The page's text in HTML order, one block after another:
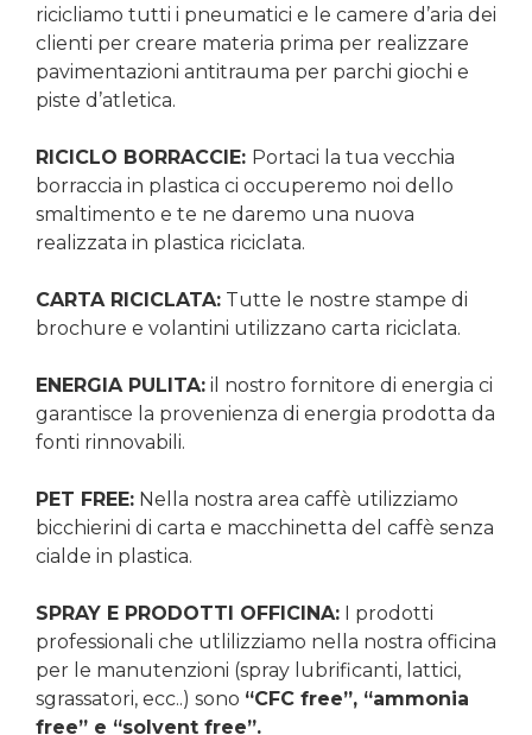
ricicliamo tutti i pneumatici e le camere d’aria dei
clienti per creare materia prima per realizzare
pavimentazioni antitrauma per parchi giochi e
piste d’atletica.
RICICLO BORRACCIE: Portaci la tua vecchia
borraccia in plastica ci occuperemo noi dello
smaltimento e te ne daremo una nuova
realizzata in plastica riciclata.
CARTA RICICLATA: Tutte le nostre stampe di
brochure e volantini utilizzano carta riciclata.
ENERGIA PULITA: il nostro fornitore di energia ci
garantisce la provenienza di energia prodotta da
fonti rinnovabili.
PET FREE: Nella nostra area caffè utilizziamo
bicchierini di carta e macchinetta del caffè senza
cialde in plastica.
SPRAY E PRODOTTI OFFICINA: I prodotti
professionali che utlilizziamo nella nostra officina
per le manutenzioni (spray lubrificanti, lattici,
sgrassatori, ecc..) sono “CFC free”, “ammonia
free” e “solvent free”.